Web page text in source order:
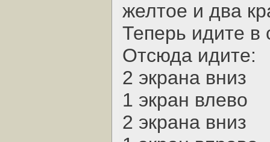
желтое и два
Теперь идите в
Отсюда идите:
2 экрана вниз
1 экран влево
2 экрана вниз